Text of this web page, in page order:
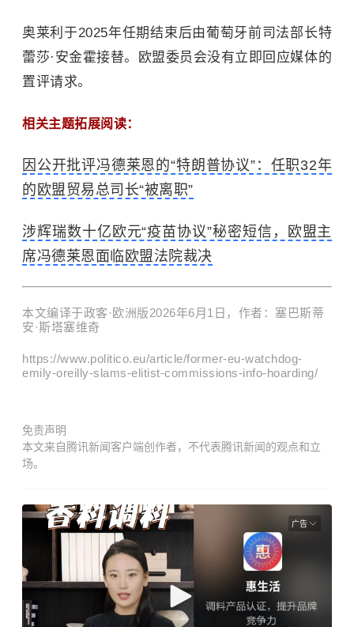
奥莱利于2025年任期结束后由葡萄牙前司法部长特
蕾莎·安金霍接替。欧盟委员会没有立即回应媒体的
置评请求。
相关主题拓展阅读：
因公开批评冯德莱恩的“特朗普协议”：任职32年
的欧盟贸易总司长“被离职”
涉辉瑞数十亿欧元“疫苗协议”秘密短信，欧盟主
席冯德莱恩面临欧盟法院裁决
本文编译于政客·欧洲版2026年6月1日，作者：塞巴斯蒂
安·斯塔塞维奇
https://www.politico.eu/article/former-eu-watchdog-
emily-oreilly-slams-elitist-commissions-info-hoarding/
免责声明
本文来自腾讯新闻客户端创作者，不代表腾讯新闻的观点和立
场。
广告